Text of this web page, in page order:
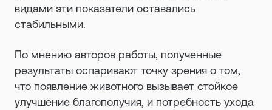
видами эти показатели оставались
стабильными.
По мнению авторов работы, полученные
результаты оспаривают точку зрения о том,
что появление животного вызывает стойкое
улучшение благополучия, и потребность ухода